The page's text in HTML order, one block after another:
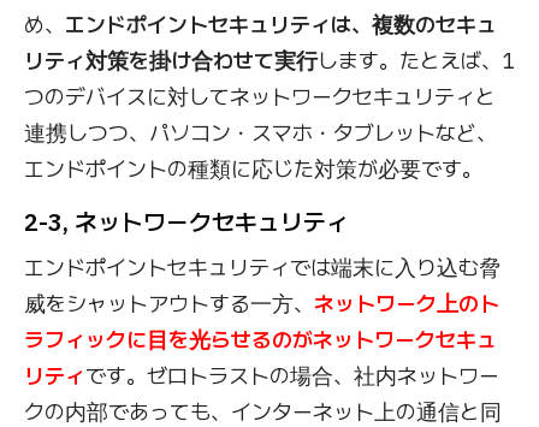
め、 エンドポイントセキュリティは、複数のセキュ
リティ対策を掛け合わせて実行します。たとえば、1
つのデバイスに対してネットワークセキュリティと
連携しつつ、パソコン・スマホ・タブレットなど、
エンドポイントの種類に応じた対策が必要です。
2-3, ネットワークセキュリティ
エンドポイントセキュリティでは端末に入り込む脅
威をシャットアウトする一方、 ネットワーク上のト
ラフィックに目を光らせるのがネットワークセキュ
リティです。ゼロトラストの場合、社内ネットワー
クの内部であっても、インターネット上の通信と同